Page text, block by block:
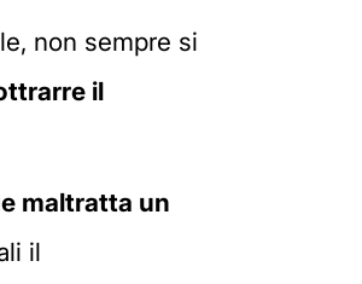
non sempre si
il
maltratta un
il